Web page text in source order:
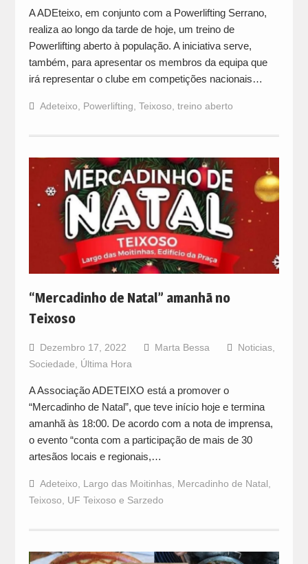
A ADEteixo, em conjunto com a Powerlifting Serrano,
realiza ao longo da tarde de hoje, um treino de
Powerlifting aberto à população. A iniciativa serve,
também, para apresentar os membros da equipa que
irá representar o clube em competições nacionais…
Adeteixo Powerlifting Teixoso treino aberto
“Mercadinho de Natal” amanhã no
Teixoso
Dezembro 17, 2022 Marta Bessa Noticias,
Sociedade, Última Hora
A Associação ADETEIXO está a promover o
“Mercadinho de Natal”, que teve início hoje e termina
amanhã às 18:00. De acordo com a nota de imprensa,
o evento “conta com a participação de mais de 30
artesãos locais e regionais,…
Adeteixo, Largo das Moitinhas, Mercadinho de Natal,
Teixoso, UF Teixoso e Sarzedo